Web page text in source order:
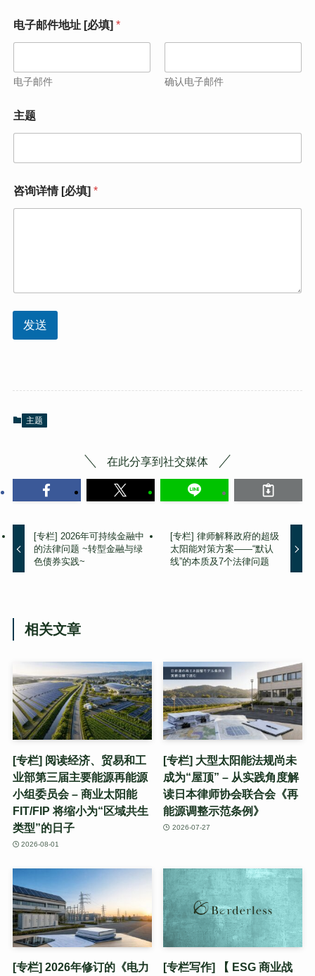
姓
名
（
填
）
电子邮件地址 [必填] *
电子邮件 确认电子邮件
主题
咨询详情 [必填] *
发送
主题
在此分享到社交媒体
[专栏] 2026年可持续金融中
的法律问题 ~转型金融与绿
色债券实践~
[专栏] 律师解释政府的超级
太阳能对策方案——“默认
线”的本质及7个法律问题
相关文章
[专栏] 阅读经济、贸易和工
业部第三届主要能源再能源
小组委员会 – 商业太阳能
FIT/FIP 将缩小为“区域共生
类型”的日子
2026-08-01
[专栏] 大型太阳能法规尚未
成为“屋顶” – 从实践角度解
读日本律师协会联合会《再
能源调整示范条例》
2026-07-27
[专栏] 2026年修订的《电力
[专栏写作] 【 ESG 商业战